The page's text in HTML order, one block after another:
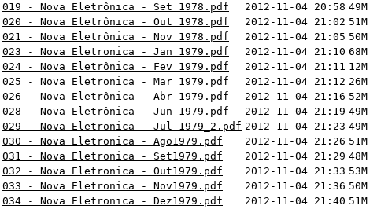
019 - Nova Eletrônica - Set 1978.pdf
2012-11-04 20:58 49M
020 - Nova Eletrônica - Out 1978.pdf
2012-11-04 21:02 51M
021 - Nova Eletrônica - Nov 1978.pdf
2012-11-04 21:05 50M
023 - Nova Eletronica - Jan 1979.pdf
2012-11-04 21:10 68M
024 - Nova Eletrônica - Fev 1979.pdf
2012-11-04 21:11 12M
025 - Nova Eletronica - Mar 1979.pdf
2012-11-04 21:12 26M
026 - Nova Eletrônica - Abr 1979.pdf
2012-11-04 21:16 52M
028 - Nova Eletrônica - Jun 1979.pdf
2012-11-04 21:19 49M
029 - Nova Eletronica - Jul 1979_2.pdf 2012-11-04 21:23 49M
030 - Nova Eletronica - Ago1979.pdf
2012-11-04 21:26 51M
031 - Nova Eletronica - Set1979.pdf
2012-11-04 21:29 48M
032 - Nova Eletronica - Out1979.pdf
2012-11-04 21:33 53M
033 - Nova Eletronica - Nov1979.pdf
2012-11-04 21:36 50M
034 - Nova Eletronica - Dez1979.pdf
2012-11-04 21:40 51M